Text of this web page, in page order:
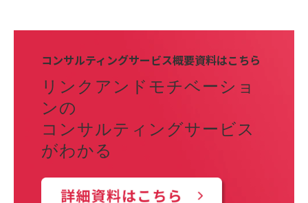
コンサルティングサービス概要資料はこちら
リンクアンドモチベーショ
ンの
コンサルティングサービス
がわかる